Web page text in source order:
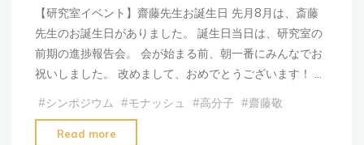
【研究室イベント】齋藤先生お誕生日 先月8月は、斎藤
先生のお誕生日がありました。 誕生日当日は、研究室の
前期の進捗報告会。 会が始まる前、朝一番にみんなでお
祝いしました。 改めまして、おめでとうございます！ …
#シンポジウム #モナッシュ #高分子 #齋藤敬
Read more